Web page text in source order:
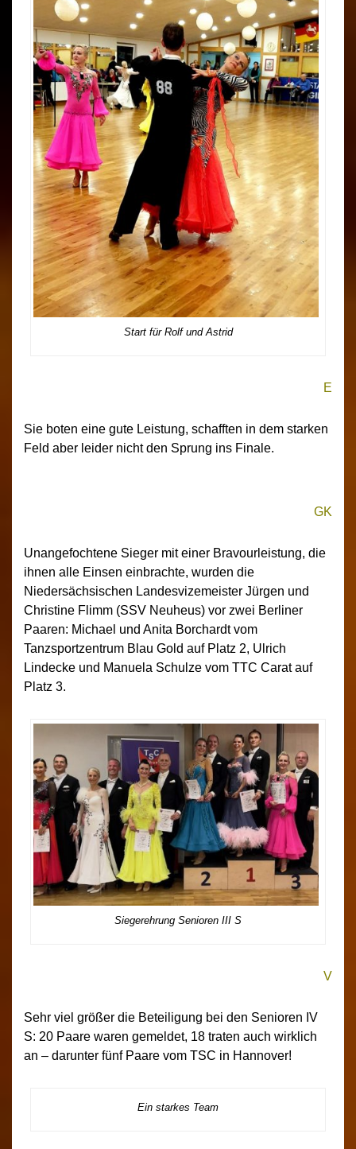
Start für Rolf und Astrid
E
Sie boten eine gute Leistung, schafften in dem starken
Feld aber leider nicht den Sprung ins Finale.
GK
Unangefochtene Sieger mit einer Bravourleistung, die
ihnen alle Einsen einbrachte, wurden die
Niedersächsischen Landesvizemeister Jürgen und
Christine Flimm (SSV Neuheus) vor zwei Berliner
Paaren: Michael und Anita Borchardt vom
Tanzsportzentrum Blau Gold auf Platz 2, Ulrich
Lindecke und Manuela Schulze vom TTC Carat auf
Platz 3.
Siegerehrung Senioren III S
V
Sehr viel größer die Beteiligung bei den Senioren IV
S: 20 Paare waren gemeldet, 18 traten auch wirklich
an – darunter fünf Paare vom TSC in Hannover!
Ein starkes Team